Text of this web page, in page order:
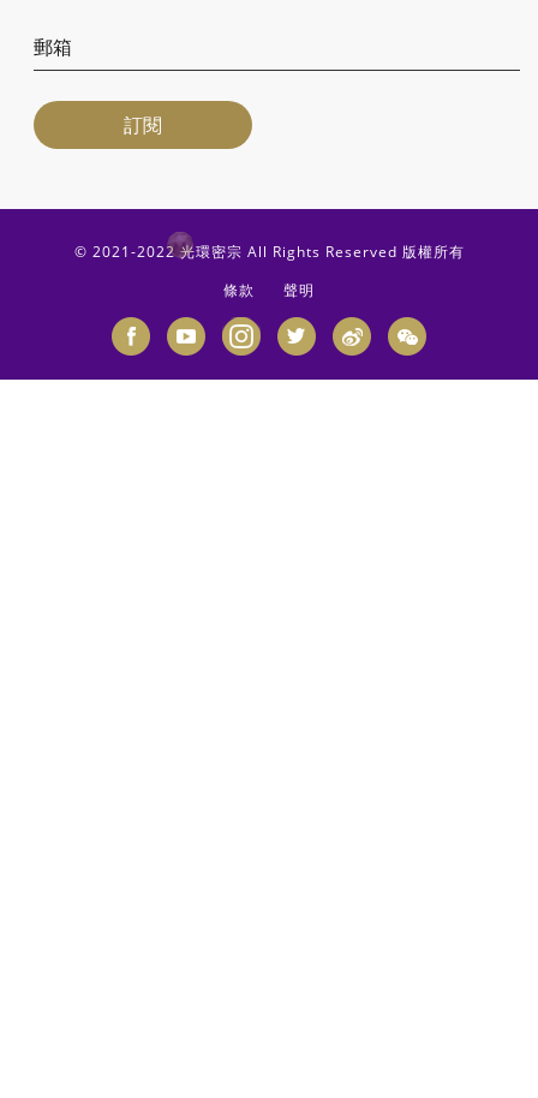
© 2021-2022 光環密宗 All Rights Reserved 版權所有
條款
聲明